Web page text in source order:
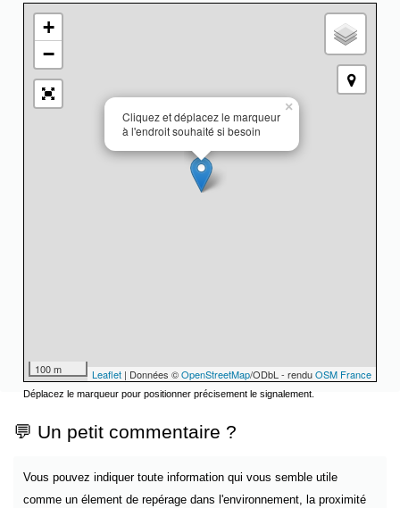
Cliquez et déplacez le marqueur
à l'endroit souhaité si besoin
×
+
−
100 m Leaflet | Données ©OpenStreetMap/ODbL - renduOSM France
Déplacez le marqueur pour positionner précisement le signalement.
💬 Un petit commentaire ?
Vous pouvez indiquer toute information qui vous semble utile
comme un élement de repérage dans l'environnement, la proximité